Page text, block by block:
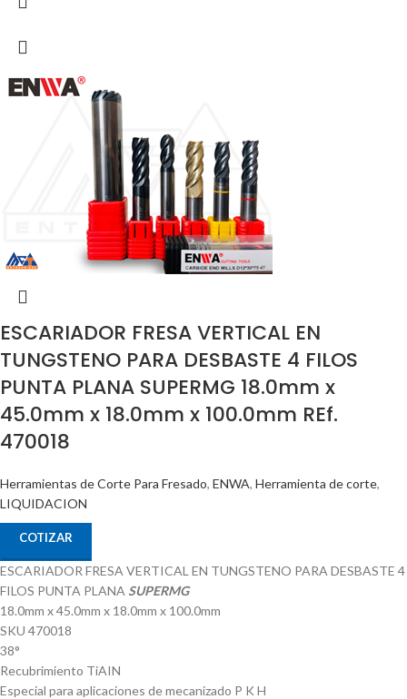
ESCARIADOR FRESA VERTICAL EN
TUNGSTENO PARA DESBASTE 4 FILOS
PUNTA PLANA SUPERMG 18.0mm x
45.0mm x 18.0mm x 100.0mm REf.
470018
Herramientas de Corte Para Fresado, ENWA, Herramienta de corte,
LIQUIDACION
COTIZAR
ESCARIADOR FRESA VERTICAL EN TUNGSTENO PARA DESBASTE 4
FILOS PUNTA PLANA SUPERMG
18.0mm x 45.0mm x 18.0mm x 100.0mm
SKU 470018
38°
Recubrimiento TiAIN
Especial para aplicaciones de mecanizado P K H